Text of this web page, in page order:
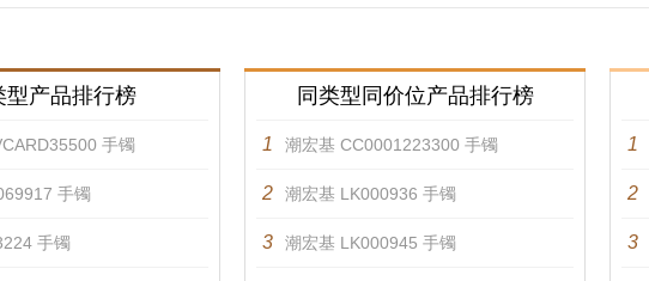
型产品排行榜
手镯
手镯
手镯
同类型同价位产品排行榜
1 潮宏基 CC0001223300 手镯
2 潮宏基 LK000936 手镯
3 潮宏基 LK000945 手镯
1
2
3